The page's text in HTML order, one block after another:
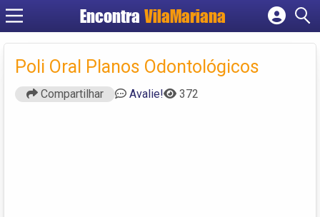
EncontraVilaMariana
Cadastrar empresa
Criar conta
Poli Oral Planos Odontológicos
Compartilhar Avalie! 372